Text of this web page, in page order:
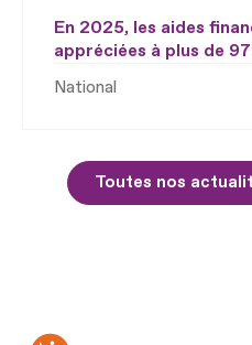
En 2025, les aides
appréciées à plus de
National
Toutes nos